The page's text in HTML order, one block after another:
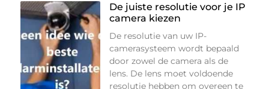
De juiste resolutie voor je IP
camera kiezen
De resolutie van uw IP-
camerasysteem wordt bepaald
door zowel de camera als de
lens. De lens moet voldoende
resolutie hebben om overeen te